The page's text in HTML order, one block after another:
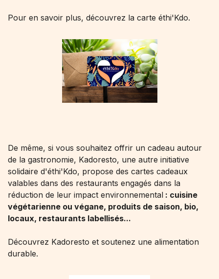
Pour en savoir plus, découvrez la carte éthi'Kdo.
De même, si vous souhaitez offrir un cadeau autour
de la gastronomie, Kadoresto, une autre initiative
solidaire d'éthi'Kdo, propose des cartes cadeaux
valables dans des restaurants engagés dans la
réduction de leur impact environnemental : cuisine
végétarienne ou végane, produits de saison, bio,
locaux, restaurants labellisés...
Découvrez Kadoresto et soutenez une alimentation
durable.